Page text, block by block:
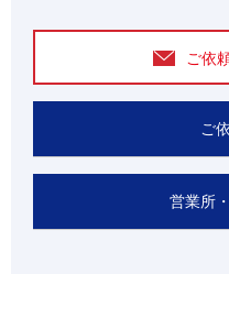
ご依
ご
営業所